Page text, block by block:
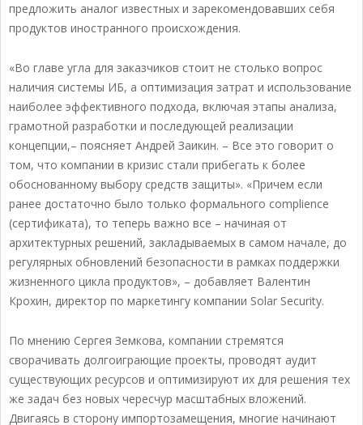
предложить аналог известных и зарекомендовавших себя
продуктов иностранного происхождения.
«Во главе угла для заказчиков стоит не столько вопрос
наличия системы ИБ, а оптимизация затрат и использование
наиболее эффективного подхода, включая этапы анализа,
грамотной разработки и последующей реализации
концепции,– поясняет Андрей Заикин. – Все это говорит о
том, что компании в кризис стали прибегать к более
обоснованному выбору средств защиты». «Причем если
ранее достаточно было только формального complience
(сертификата), то теперь важно все – начиная от
архитектурных решений, закладываемых в самом начале, до
регулярных обновлений безопасности в рамках поддержки
жизненного цикла продуктов», – добавляет Валентин
Крохин, директор по маркетингу компании Solar Security.
По мнению Сергея Земкова, компании стремятся
сворачивать долгоиграющие проекты, проводят аудит
существующих ресурсов и оптимизируют их для решения тех
же задач без новых чересчур масштабных вложений.
Двигаясь в сторону импортозамещения, многие начинают